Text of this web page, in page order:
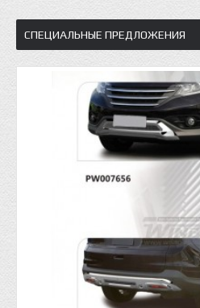
СПЕЦИАЛЬНЫЕ ПРЕДЛОЖЕНИЯ